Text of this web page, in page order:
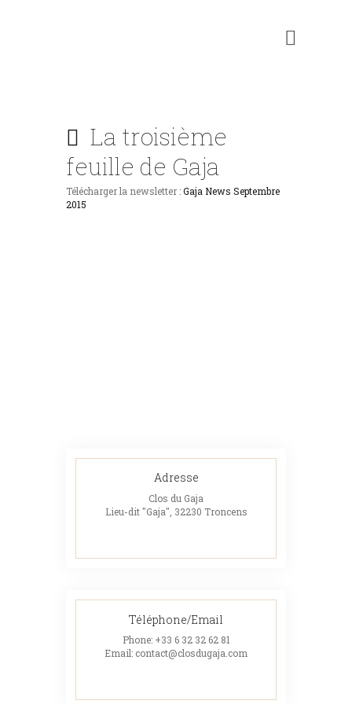
La troisième
feuille de Gaja
Télécharger la newsletter :Gaja News Septembre
2015
Adresse
Clos du Gaja
Lieu-dit "Gaja", 32230 Troncens
Téléphone/Email
Phone: +33 6 32 32 62 81
Email: contact@closdugaja.com